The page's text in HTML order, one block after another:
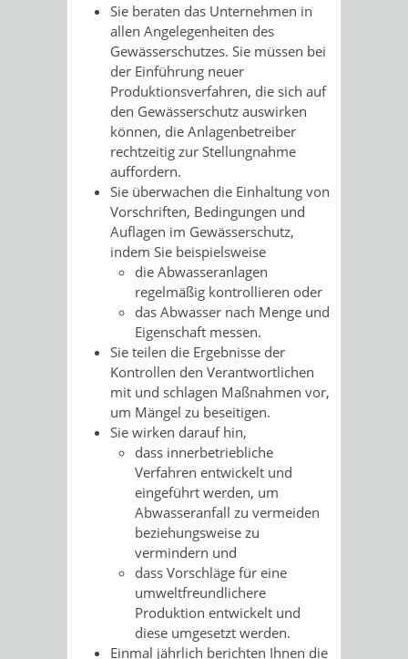
Sie beraten das Unternehmen in
allen Angelegenheiten des
Gewässerschutzes. Sie müssen bei
der Einführung neuer
Produktionsverfahren, die sich auf
den Gewässerschutz auswirken
können, die Anlagenbetreiber
rechtzeitig zur Stellungnahme
auffordern.
Sie überwachen die Einhaltung von
Vorschriften, Bedingungen und
Auflagen im Gewässerschutz,
indem Sie beispielsweise
die Abwasseranlagen
regelmäßig kontrollieren oder
das Abwasser nach Menge und
Eigenschaft messen.
Sie teilen die Ergebnisse der
Kontrollen den Verantwortlichen
mit und schlagen Maßnahmen vor,
um Mängel zu beseitigen.
Sie wirken darauf hin,
dass innerbetriebliche
Verfahren entwickelt und
eingeführt werden, um
Abwasseranfall zu vermeiden
beziehungsweise zu
vermindern und
dass Vorschläge für eine
umweltfreundlichere
Produktion entwickelt und
diese umgesetzt werden.
Einmal jährlich berichten Ihnen die